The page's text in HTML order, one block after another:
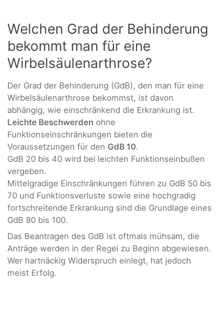
Welchen Grad der Behinderung
bekommt man für eine
Wirbelsäulenarthrose?
Der Grad der Behinderung (GdB), den man für eine
Wirbelsäulenarthrose bekommst, ist davon
abhängig, wie einschränkend die Erkrankung ist.
Leichte Beschwerden ohne
Funktionseinschränkungen bieten die
Voraussetzungen für den GdB 10.
GdB 20 bis 40 wird bei leichten Funktionseinbußen
vergeben.
Mittelgradige Einschränkungen führen zu GdB 50 bis
70 und Funktionsverluste sowie eine hochgradig
fortschreitende Erkrankung sind die Grundlage eines
GdB 80 bis 100.
Das Beantragen des GdB ist oftmals mühsam, die
Anträge werden in der Regel zu Beginn abgewiesen.
Wer hartnäckig Widerspruch einlegt, hat jedoch
meist Erfolg.